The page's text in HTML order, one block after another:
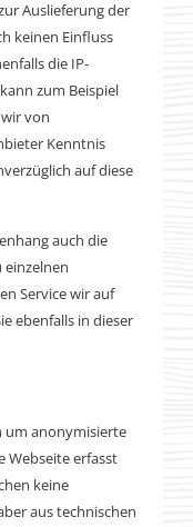
Auslieferung der
keinen Einfluss
die IP-
zum Beispiel
von
Kenntnis
auf diese
auch die
einzelnen
Service wir auf
ebenfalls in dieser
um anonymisierte
Webseite erfasst
keine
aus technischen